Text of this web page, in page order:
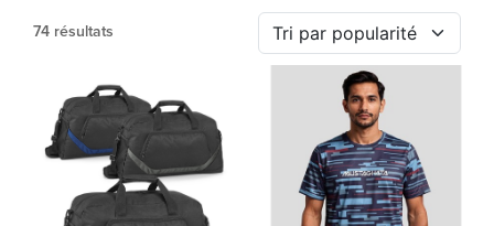
74 résultats